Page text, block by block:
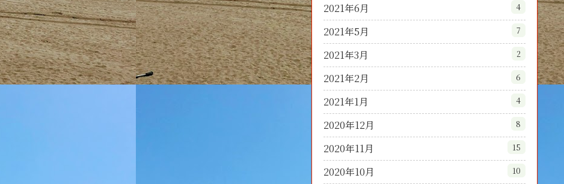
2021年6月 4
2021年5月 7
2021年3月 2
2021年2月 6
2021年1月 4
2020年12月 8
2020年11月 15
2020年10月 10